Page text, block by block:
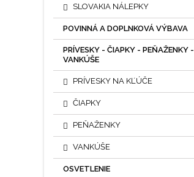
SLOVAKIA NÁLEPKY
POVINNÁ A DOPLNKOVÁ VÝBAVA
PRÍVESKY - ČIAPKY - PEŇAŽENKY -
VANKÚŠE
PRÍVESKY NA KĽÚČE
ČIAPKY
PEŇAŽENKY
VANKÚŠE
OSVETLENIE